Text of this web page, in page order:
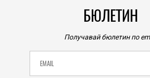
БЮЛЕТИН
Получавай бюлетин по